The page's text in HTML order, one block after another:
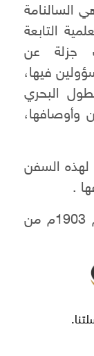
السالنامة
التابعة
جزلة عن
فيها،
البحري
وأوصافها،
السفن
.
لطلب الملف الرقمي من دفعة عام 1903م من